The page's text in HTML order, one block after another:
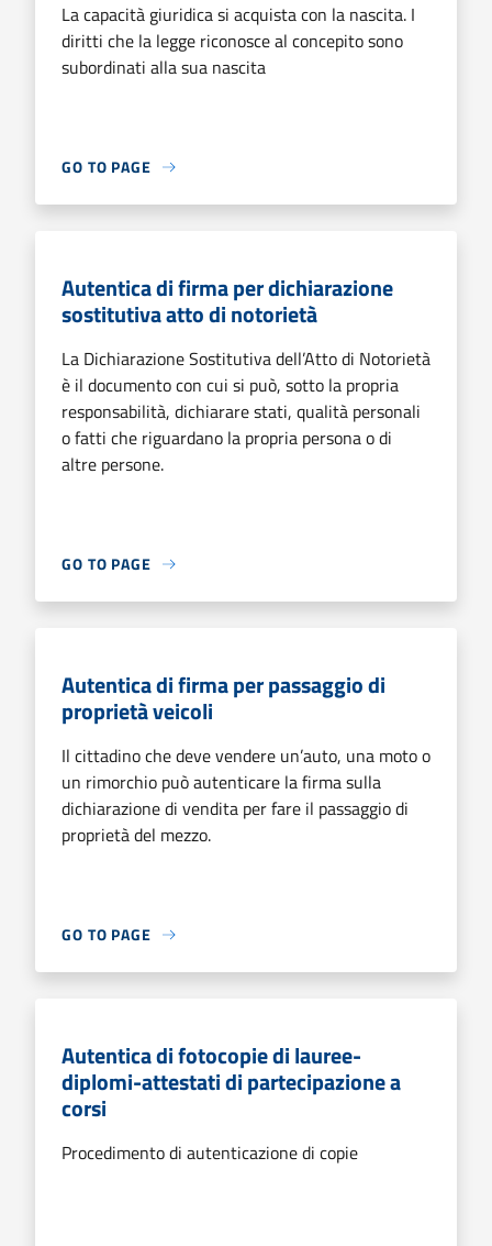
La capacità giuridica si acquista con la nascita. I
diritti che la legge riconosce al concepito sono
subordinati alla sua nascita
GO TO PAGE
Autentica di firma per dichiarazione
sostitutiva atto di notorietà
La Dichiarazione Sostitutiva dell’Atto di Notorietà
è il documento con cui si può, sotto la propria
responsabilità, dichiarare stati, qualità personali
o fatti che riguardano la propria persona o di
altre persone.
GO TO PAGE
Autentica di firma per passaggio di
proprietà veicoli
Il cittadino che deve vendere un’auto, una moto o
un rimorchio può autenticare la firma sulla
dichiarazione di vendita per fare il passaggio di
proprietà del mezzo.
GO TO PAGE
Autentica di fotocopie di lauree-
diplomi-attestati di partecipazione a
corsi
Procedimento di autenticazione di copie